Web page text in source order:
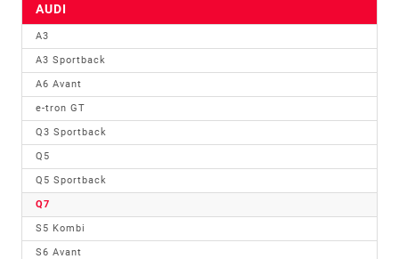
AUDI
A3
A3 Sportback
A6 Avant
e-tron GT
Q3 Sportback
Q5
Q5 Sportback
Q7
S5 Kombi
S6 Avant